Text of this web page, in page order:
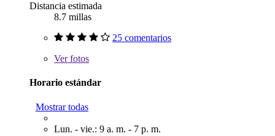
Distancia estimada
8.7 millas
25 comentarios
Verfotos
Horario estándar
Mostrar todas
Lun. - vie.: 9 a. m. - 7 p. m.